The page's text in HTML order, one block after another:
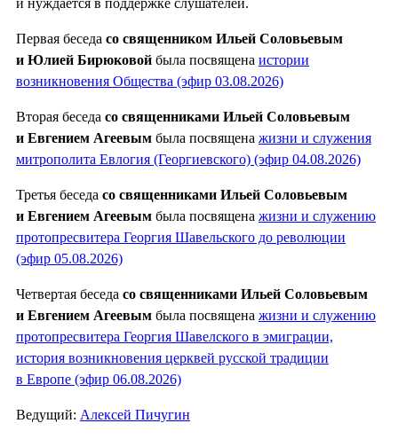
и нуждается в поддержке слушателей.
Первая беседа со священником Ильей Соловьевым
и Юлией Бирюковой была посвящена истории
возникновения Общества (эфир 03.08.2026)
Вторая беседа со священниками Ильей Соловьевым
и Евгением Агеевым была посвящена жизни и служения
митрополита Евлогия (Георгиевского) (эфир 04.08.2026)
Третья беседа со священниками Ильей Соловьевым
и Евгением Агеевым была посвящена жизни и служению
протопресвитера Георгия Шавельского до революции
(эфир 05.08.2026)
Четвертая беседа со священниками Ильей Соловьевым
и Евгением Агеевым была посвящена жизни и служению
протопресвитера Георгия Шавелского в эмиграции,
история возникновения церквей русской традиции
в Европе (эфир 06.08.2026)
Ведущий: Алексей Пичугин